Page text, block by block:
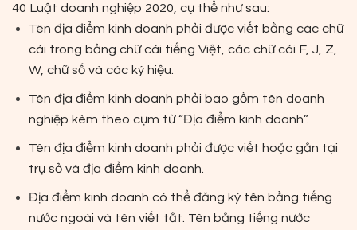
40 Luật doanh nghiệp 2020, cụ thể như sau:
Tên địa điểm kinh doanh phải được viết bằng các chữ
cái trong bảng chữ cái tiếng Việt, các chữ cái F, J, Z,
W, chữ số và các ký hiệu.
Tên địa điểm kinh doanh phải bao gồm tên doanh
nghiệp kèm theo cụm từ “Địa điểm kinh doanh”.
Tên địa điểm kinh doanh phải được viết hoặc gắn tại
trụ sở và địa điểm kinh doanh.
Địa điểm kinh doanh có thể đăng ký tên bằng tiếng
nước ngoài và tên viết tắt. Tên bằng tiếng nước